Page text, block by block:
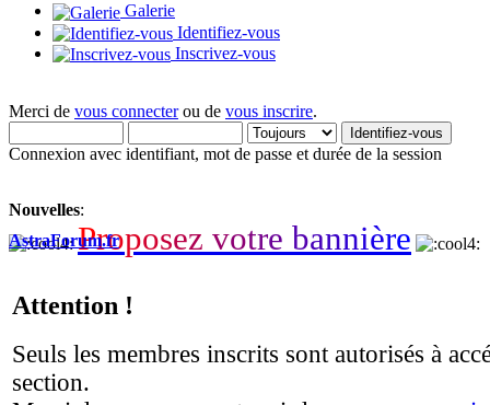
Galerie
Identifiez-vous
Inscrivez-vous
Merci de vous connecterou de vous inscrire.
Connexion avec identifiant, mot de passe et durée de la session
Nouvelles:
Proposez votre bannière
AstraForum.fr
Attention !
Seuls les membres inscrits sont autorisés à
section.